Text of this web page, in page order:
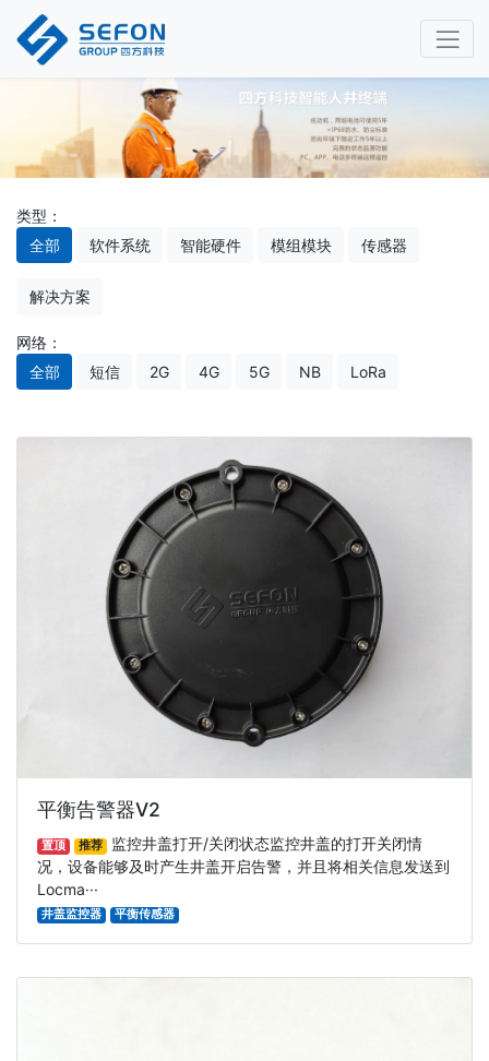
类型：
全部
软件系统 智能硬件 模组模块 传感器
解决方案
网络：
全部
短信 2G 4G 5G NB LoRa
平衡告警器V2
置顶 推荐
监控井盖打开/关闭状态监控井盖的打开关闭情
况，设备能够及时产生井盖开启告警，并且将相关信息发送到
Locma···
井盖监控器 平衡传感器